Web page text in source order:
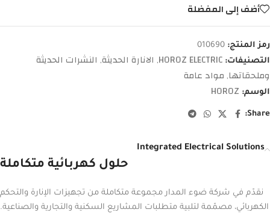
أضف إلى المفضلة
رمز المنتج: 010690
التصنيفات: HOROZ ELECTRIC
, الانارة الحديثة, النشرات الحديثة
وملحقاتها, مواد عامة
الوسم: HOROZ
Share:
Integrated Electrical Solutions
حلول كهربائية متكاملة
نقدّم في شركة ضوء المدار مجموعة متكاملة من تجهيزات الإنارة والتحكم
الكهربائي، مصمّمة لتلبية متطلبات المشاريع السكنية والتجارية والصناعية.